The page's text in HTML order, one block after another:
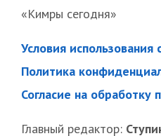
«Кимры сегодня»
Условия использования
Политика
Согласие на обработку
Главный редактор: